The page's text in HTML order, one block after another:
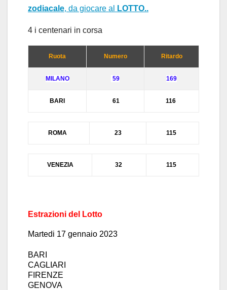
zodiacale, da giocare al LOTTO..
4 i centenari in corsa
Ruota Numero Ritardo
MILANO 59 169
BARI 61 116
ROMA 23 115
VENEZIA 32 115
Estrazioni del Lotto
Martedi 17 gennaio 2023
BARI
CAGLIARI
FIRENZE
GENOVA